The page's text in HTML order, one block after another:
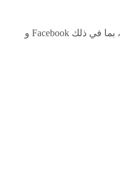
دعم حسابات اجتماعية مختلفة ، بما في ذلك Facebook و